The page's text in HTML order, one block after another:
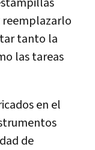
reemplazarlo
tanto la
las tareas
en el
de